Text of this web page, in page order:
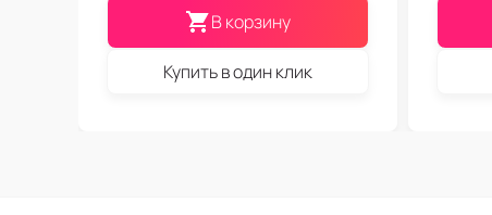
В корзину
Купить в один клик